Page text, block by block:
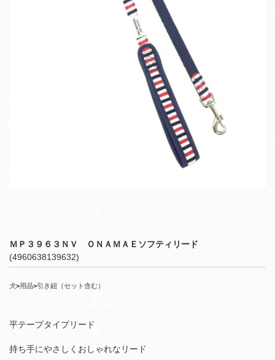
ＭＰ３９６３ＮＶ ＯＮＡＭＡＥソフティリード
(4960638139632)
犬>用品>引き紐（セット含む）
平テープタイプリード
持ち手にやさしくおしゃれなリード